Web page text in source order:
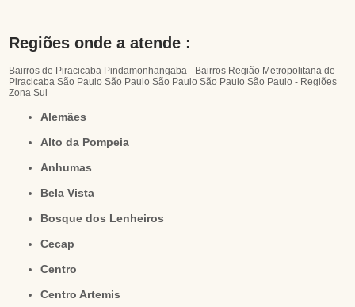
Regiões onde a atende :
Bairros de Piracicaba Pindamonhangaba - Bairros Região Metropolitana de
Piracicaba São Paulo São Paulo São Paulo São PauloSão Paulo - Regiões
Zona Sul
Alemães
Alto da Pompeia
Anhumas
Bela Vista
Bosque dos Lenheiros
Cecap
Centro
Centro Artemis